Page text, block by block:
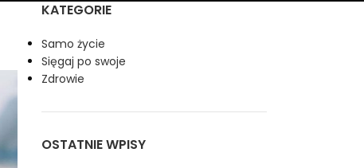
KATEGORIE
Samo życie
Sięgaj po swoje
Zdrowie
OSTATNIE WPISY